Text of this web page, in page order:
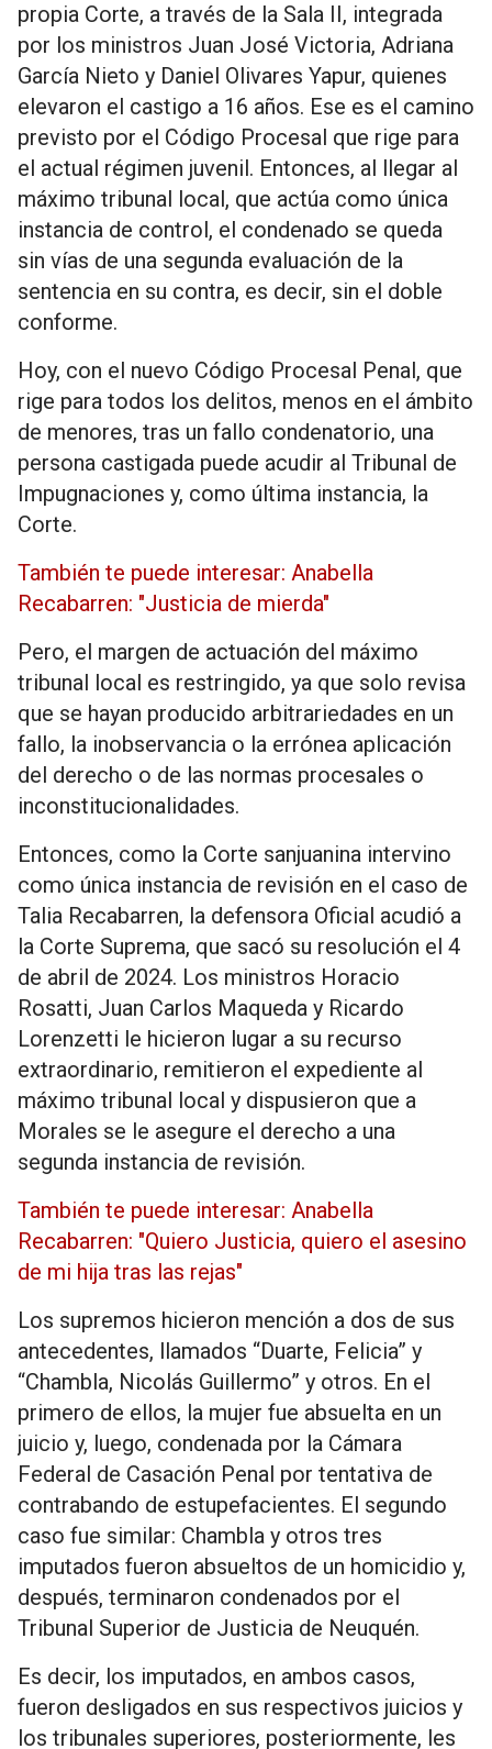
propia Corte, a través de la Sala II, integrada
por los ministros Juan José Victoria, Adriana
García Nieto y Daniel Olivares Yapur, quienes
elevaron el castigo a 16 años. Ese es el camino
previsto por el Código Procesal que rige para
el actual régimen juvenil. Entonces, al llegar al
máximo tribunal local, que actúa como única
instancia de control, el condenado se queda
sin vías de una segunda evaluación de la
sentencia en su contra, es decir, sin el doble
conforme.
Hoy, con el nuevo Código Procesal Penal, que
rige para todos los delitos, menos en el ámbito
de menores, tras un fallo condenatorio, una
persona castigada puede acudir al Tribunal de
Impugnaciones y, como última instancia, la
Corte.
También te puede interesar: Anabella
Recabarren: "Justicia de mierda"
Pero, el margen de actuación del máximo
tribunal local es restringido, ya que solo revisa
que se hayan producido arbitrariedades en un
fallo, la inobservancia o la errónea aplicación
del derecho o de las normas procesales o
inconstitucionalidades.
Entonces, como la Corte sanjuanina intervino
como única instancia de revisión en el caso de
Talia Recabarren, la defensora Oficial acudió a
la Corte Suprema, que sacó su resolución el 4
de abril de 2024. Los ministros Horacio
Rosatti, Juan Carlos Maqueda y Ricardo
Lorenzetti le hicieron lugar a su recurso
extraordinario, remitieron el expediente al
máximo tribunal local y dispusieron que a
Morales se le asegure el derecho a una
segunda instancia de revisión.
También te puede interesar: Anabella
Recabarren: "Quiero Justicia, quiero el asesino
de mi hija tras las rejas"
Los supremos hicieron mención a dos de sus
antecedentes, llamados “Duarte, Felicia” y
“Chambla, Nicolás Guillermo” y otros. En el
primero de ellos, la mujer fue absuelta en un
juicio y, luego, condenada por la Cámara
Federal de Casación Penal por tentativa de
contrabando de estupefacientes. El segundo
caso fue similar: Chambla y otros tres
imputados fueron absueltos de un homicidio y,
después, terminaron condenados por el
Tribunal Superior de Justicia de Neuquén.
Es decir, los imputados, en ambos casos,
fueron desligados en sus respectivos juicios y
los tribunales superiores, posteriormente, les